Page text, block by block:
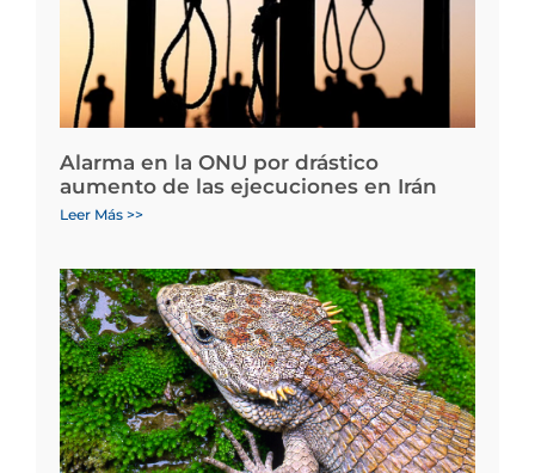
Alarma en la ONU por drástico
aumento de las ejecuciones en Irán
Leer Más >>